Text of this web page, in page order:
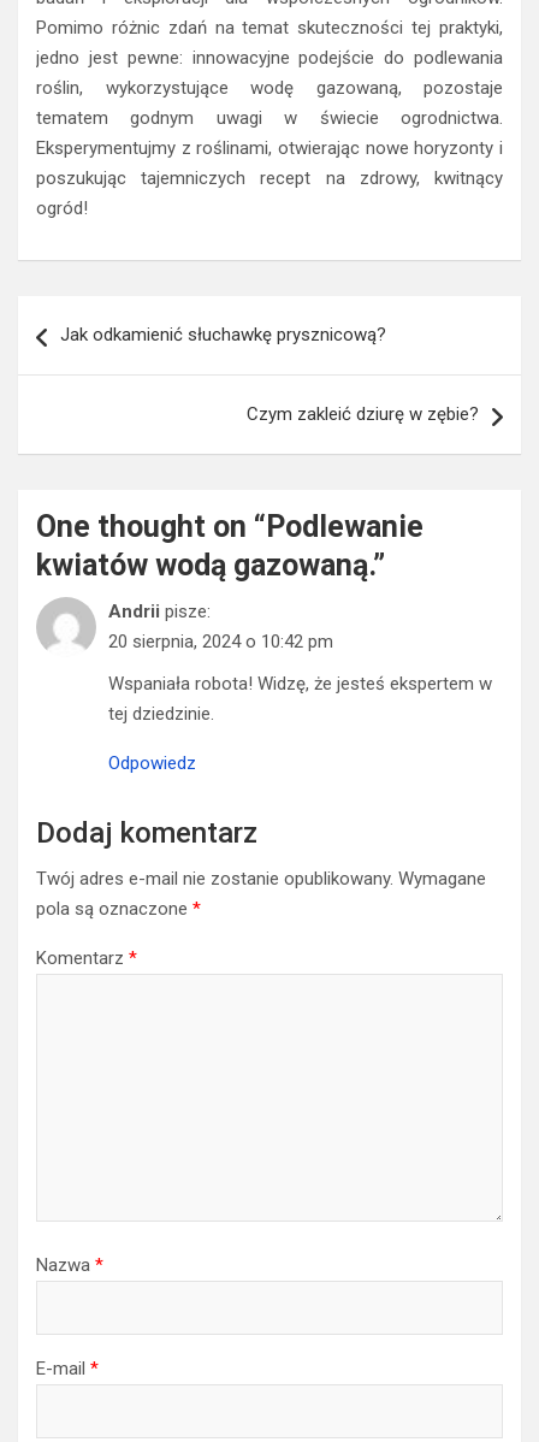
roślin, wykorzystujące wodę gazowaną, pozostaje
tematem godnym uwagi w świecie ogrodnictwa.
Eksperymentujmy z roślinami, otwierając nowe horyzonty i
poszukując tajemniczych recept na zdrowy, kwitnący
ogród!
Jak odkamienić słuchawkę prysznicową?
Czym zakleić dziurę w zębie?
One thought on “Podlewanie
Andrii pisze:
20 sierpnia, 2024 o 10:42 pm
Wspaniała robota! Widzę, że jesteś ekspertem w
tej dziedzinie.
Odpowiedz
Dodaj komentarz
pola są oznaczone*
Komentarz *